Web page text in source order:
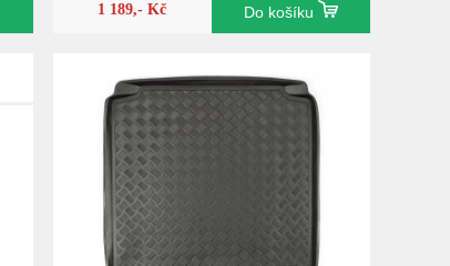
1 189,- Kč Do košíku